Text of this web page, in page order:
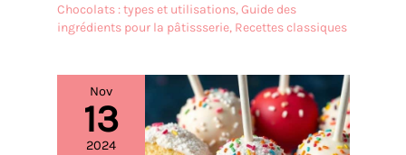
Chocolats : types et utilisations,Guide des
ingrédients pour la pâtissserie, Recettes classiques
Nov
13
2024